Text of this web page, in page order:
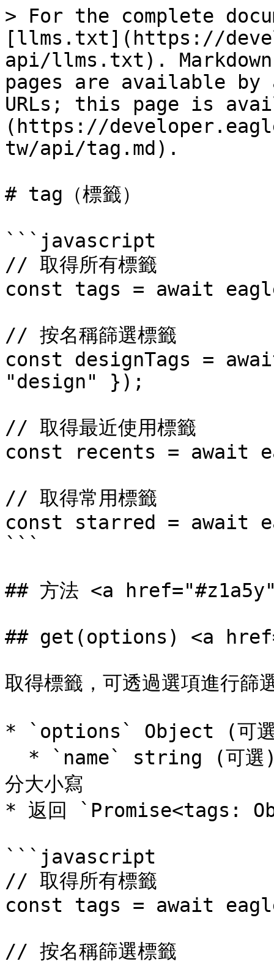
> For the complete
[llms.txt](https://
api/llms.txt).
pages are available by
URLs; this page is
(https://
tw/api/tag.md).
# tag（標籤）
```javascript
// 取得所有標籤
const tags = await
// 按名稱篩選標籤
const designTags =
"design" });
// 取得最近使用標籤
const recents = await
// 取得常用標籤
const starred = await
```
## 方法 <a
## get(options) <a
取得標籤，可透過選項進行篩
* `options` Object (可
分大小寫
* 返回 `Promise<tags:
```javascript
// 取得所有標籤
const tags = await
// 按名稱篩選標籤